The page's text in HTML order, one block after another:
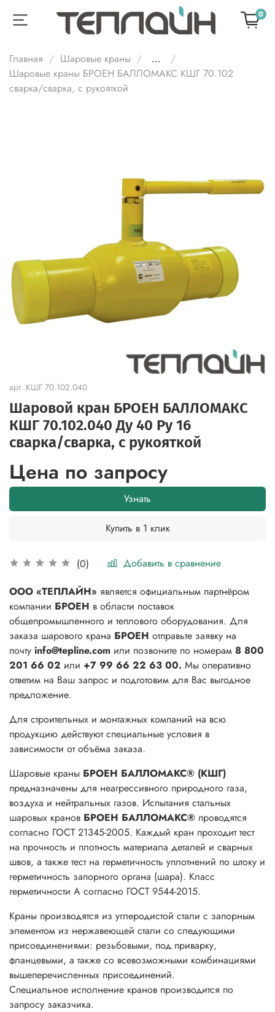
0
Главная Шаровые краны
...
Шаровые краны БРОЕН БАЛЛОМАКС КШГ 70.102
сварка/cварка, с рукояткой
арт. КШГ 70.102.040
Шаровой кран БРОЕН БАЛЛОМАКС
КШГ 70.102.040 Ду 40 Ру 16
сварка/cварка, с рукояткой
(0) Добавить в сравнение
Цена по запросу
Узнать
Купить в 1 клик
ООО «ТЕПЛАЙН» является официальным партнёром
компании БРОЕН в области поставок
общепромышленного и теплового оборудования. Для
заказа шарового крана БРОЕН отправьте заявку на
почту info@tepline.com или позвоните по номерам 8 800
201 66 02 или +7 99 66 22 63 00. Мы оперативно
ответим на Ваш запрос и подготовим для Вас выгодное
предложение.
Для строительных и монтажных компаний на всю
продукцию действуют специальные условия в
зависимости от объёма заказа.
Шаровые краны БРОЕН БАЛЛОМАКС® (КШГ)
предназначены для неагрессивного природного газа,
воздуха и нейтральных газов. Испытания стальных
шаровых кранов БРОЕН БАЛЛОМАКС® проводятся
согласно ГОСТ 21345-2005. Каждый кран проходит тест
на прочность и плотность материала деталей и сварных
швов, а также тест на герметичность уплотнений по штоку и
герметичность запорного органа (шара). Класс
герметичности А согласно ГОСТ 9544-2015.
Краны производятся из углеродистой стали с запорным
элементом из нержавеющей стали со следующими
присоединениями: резьбовыми, под приварку,
фланцевыми, а также со всевозможными комбинациями
вышеперечисленных присоединений.
Специальное исполнение кранов производится по
запросу заказчика.